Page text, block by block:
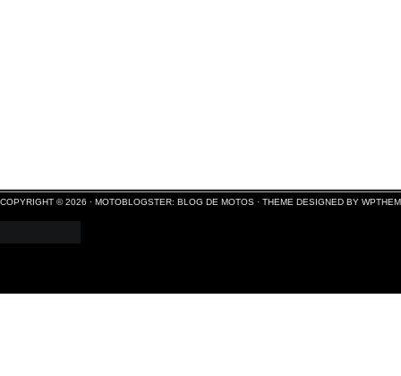
COPYRIGHT © 2026 · MOTOBLOGSTER: BLOG DE MOTOS · THEME DESIGNED BY